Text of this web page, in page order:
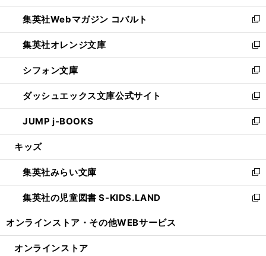
開
く
ウ
で
開
く
ン
ド
ウ
で
開
く
ウ
ィ
ン
ド
ウ
で
開
く
集英社Webマガジン コバルト
新
し
い
ウ
ィ
ン
ド
ウ
で
開
集英社オレンジ文庫
新
し
い
ウ
ィ
ン
ド
ウ
開
く
シフォン文庫
新
し
い
ウ
ィ
ン
ウ
で
開
く
ダッシュエックス文庫公式サイト
新
し
い
ウ
ン
ド
ウ
で
JUMP j-BOOKS
新
し
ウ
ィ
ン
ド
開
キッズ
集英社みらい文庫
新
し
い
ン
集英社の児童図書 S-KIDS.LAND
新
ウ
オンラインストア・ その他WEBサービス
オンラインストア